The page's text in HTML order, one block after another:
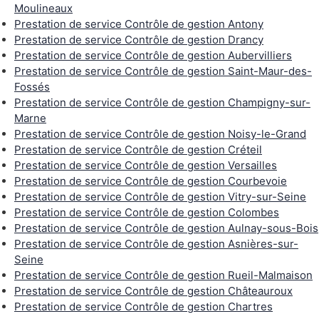
Moulineaux
Prestation de service Contrôle de gestion Antony
Prestation de service Contrôle de gestion Drancy
Prestation de service Contrôle de gestion Aubervilliers
Prestation de service Contrôle de gestion Saint-Maur-des-
Fossés
Prestation de service Contrôle de gestion Champigny-sur-
Marne
Prestation de service Contrôle de gestion Noisy-le-Grand
Prestation de service Contrôle de gestion Créteil
Prestation de service Contrôle de gestion Versailles
Prestation de service Contrôle de gestion Courbevoie
Prestation de service Contrôle de gestion Vitry-sur-Seine
Prestation de service Contrôle de gestion Colombes
Prestation de service Contrôle de gestion Aulnay-sous-Bois
Prestation de service Contrôle de gestion Asnières-sur-
Seine
Prestation de service Contrôle de gestion Rueil-Malmaison
Prestation de service Contrôle de gestion Châteauroux
Prestation de service Contrôle de gestion Chartres